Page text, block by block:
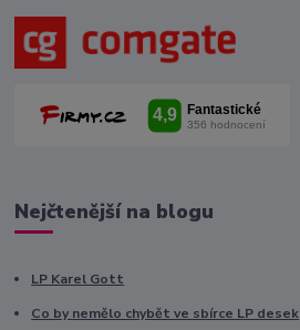
Nejčtenější na blogu
LP Karel Gott
Co by nemělo chybět ve sbírce LP desek